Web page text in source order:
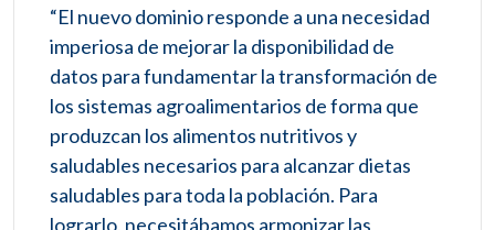
“El nuevo dominio responde a una necesidad
imperiosa de mejorar la disponibilidad de
datos para fundamentar la transformación de
los sistemas agroalimentarios de forma que
produzcan los alimentos nutritivos y
saludables necesarios para alcanzar dietas
saludables para toda la población. Para
lograrlo, necesitábamos armonizar las